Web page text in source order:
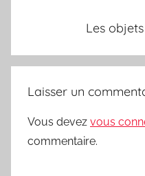
Les
Laisser un
Vous devez vous
commentaire.